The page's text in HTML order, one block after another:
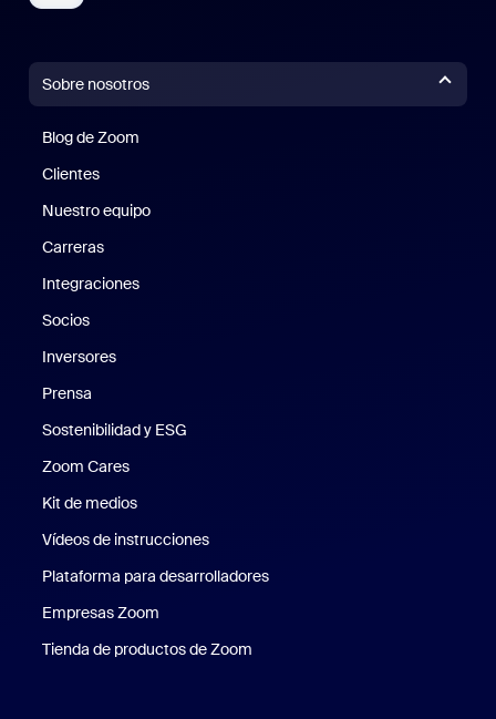
Sobre nosotros
Blog de Zoom
Clientes
Nuestro equipo
Carreras
Integraciones
Socios
Inversores
Prensa
Sostenibilidad y ESG
Zoom Cares
Kit de medios
Vídeos de instrucciones
Plataforma para desarrolladores
Empresas Zoom
Tienda de productos de Zoom